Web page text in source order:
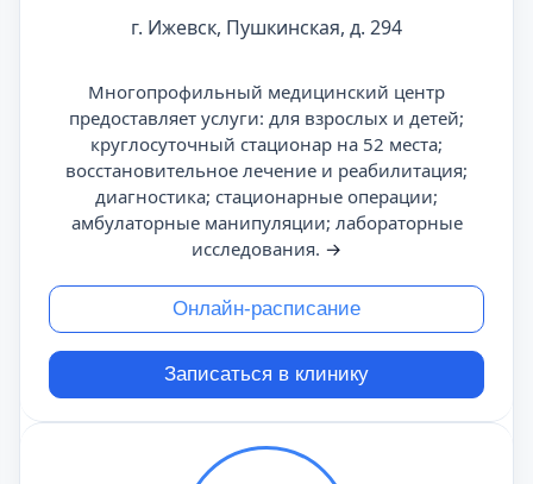
г. Ижевск, Пушкинская, д. 294
Многопрофильный медицинский центр
предоставляет услуги: для взрослых и детей;
круглосуточный стационар на 52 места;
восстановительное лечение и реабилитация;
диагностика; стационарные операции;
амбулаторные манипуляции; лабораторные
исследования. →
Онлайн-расписание
Записаться в клинику